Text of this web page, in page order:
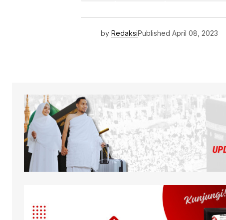
by RedaksiPublished April 08, 2023